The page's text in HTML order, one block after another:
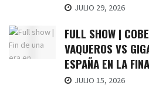
JULIO 29, 2026
FULL SHOW |
VAQUEROS VS
ESPAÑA EN LA
JULIO 15, 2026